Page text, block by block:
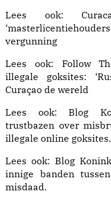
Lees ook:
vergunning
Lees ook: Follow
illegale goksites:
Curaçao de wereld
Lees ook: Blog
trustbazen over
illegale online goksites.
Lees ook: Blog
innige banden
misdaad.